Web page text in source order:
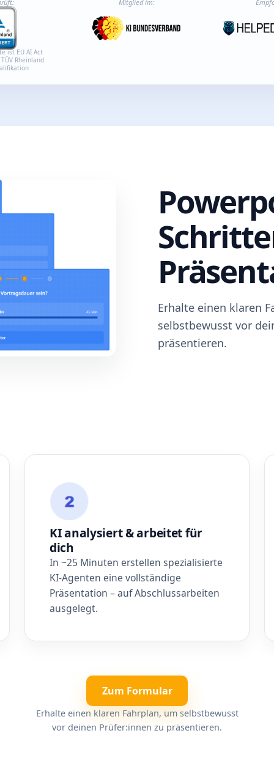
ist EU AI Act
Rheinland
Mitglied im:
Erhalte einen klaren
selbstbewusst vor
präsentieren.
KI analysiert & arbeitet für
dich
In ~25 Minuten erstellen spezialisierte
KI-Agenten eine vollständige
Präsentation – auf Abschlussarbeiten
ausgelegt.
Zum Formular
Erhalte einen klaren Fahrplan, um selbstbewusst
vor deinen Prüfer:innen zu präsentieren.